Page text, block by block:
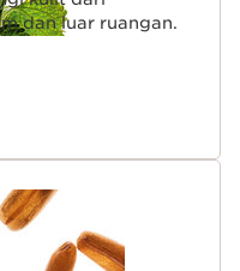
dan luar ruangan.